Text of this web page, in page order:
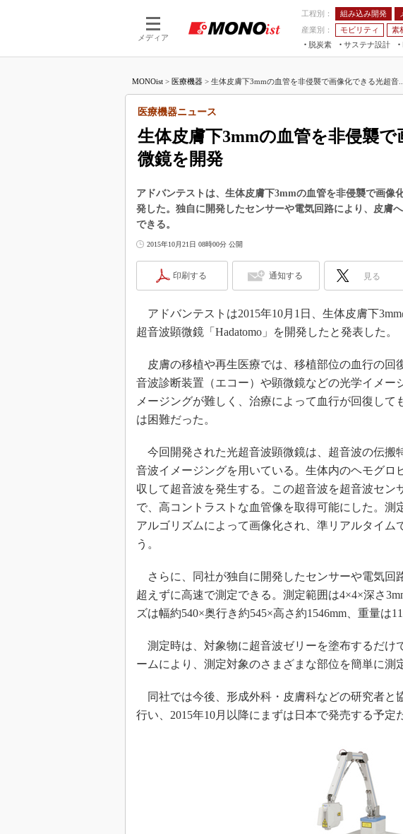
メディア
工程別： 組み込み開発
産業別：
モビリティ 素
脱炭素
サステナ設計
つながる工場AI×設備保全
IIFES
日本
産業
MONOist > 医療機器 > 生体皮膚下3mmの血管を非侵襲で画像化できる光超音...
生体皮膚下3mmの血管を非侵襲
微鏡を開発
医療機器ニュース
アドバンテストは、生体皮膚下3mmの血管を非侵襲で画像
発した。独自に開発したセンサーや電気回路により、皮膚
できる。
2015年10月21日 08時00分 公開
印刷する 通知する 見る
アドバンテストは2015年10月1日、生体皮膚下
超音波顕微鏡「Hadatomo」を開発したと発表した。
皮膚の移植や再生医療では、移植部位の血行の回
音波診断装置（エコー）や顕微鏡などの光学イメー
メージングが難しく、治療によって血行が回復して
は困難だった。
今回開発された光超音波顕微鏡は、超音波の伝搬
音波イメージングを用いている。生体内のヘモグロ
収して超音波を発生する。この超音波を超音波セン
で、高コントラストな血管像を取得可能にした。測
アルゴリズムによって画像化され、準リアルタイム
う。
さらに、同社が独自に開発したセンサーや電気回
超えずに高速で測定できる。測定範囲は4×4×深さ
ズは幅約540×奥行き約545×高さ約1546mm、重量は
測定時は、対象物に超音波ゼリーを塗布するだけ
ームにより、測定対象のさまざまな部位を簡単に測
同社では今後、形成外科・皮膚科などの研究者と
行い、2015年10月以降にまずは日本で発売する予定